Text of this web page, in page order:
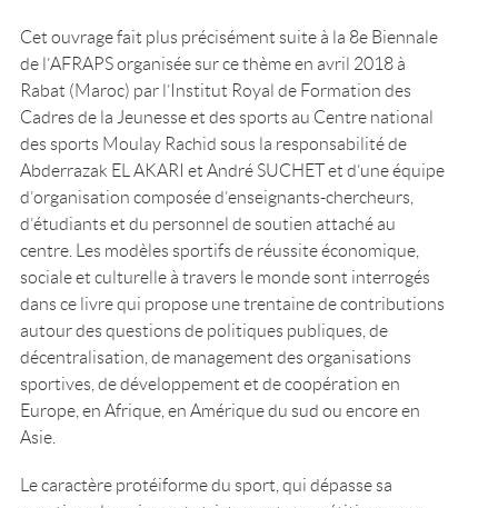
Cet ouvrage fait plus précisément suite à la 8e Biennale
de l’AFRAPS organisée sur ce thème en avril 2018 à
Rabat (Maroc) par l’Institut Royal de Formation des
Cadres de la Jeunesse et des sports au Centre national
des sports Moulay Rachid sous la responsabilité de
Abderrazak EL AKARI et André SUCHET et d’une équipe
d’organisation composée d’enseignants-chercheurs,
d’étudiants et du personnel de soutien attaché au
centre. Les modèles sportifs de réussite économique,
sociale et culturelle à travers le monde sont interrogés
dans ce livre qui propose une trentaine de contributions
autour des questions de politiques publiques, de
décentralisation, de management des organisations
sportives, de développement et de coopération en
Europe, en Afrique, en Amérique du sud ou encore en
Asie.
Le caractère protéiforme du sport, qui dépasse sa